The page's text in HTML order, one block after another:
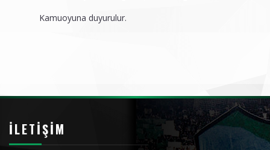
Kamuoyuna duyurulur.
İLETIŞIM